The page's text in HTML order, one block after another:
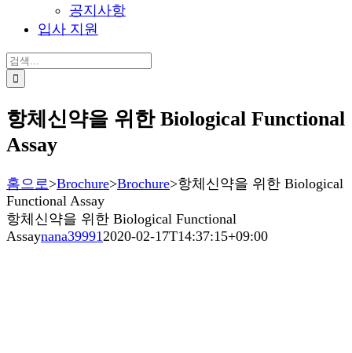
공지사항
입사 지원
검
색:
항체신약을 위한 Biological Functional
Assay
홈으로>Brochure>Brochure>항체신약을 위한 Biological
Functional Assay
항체신약을 위한 Biological Functional
Assaynana399912020-02-17T14:37:15+09:00